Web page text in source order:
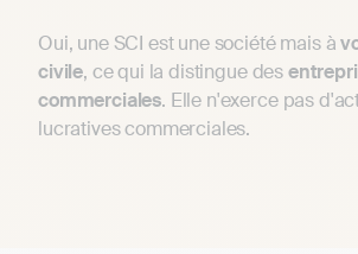
Oui, une SCI est une société mais à
civile, ce qui la distingue des
commerciales. Elle n'exerce pas
lucratives commerciales.